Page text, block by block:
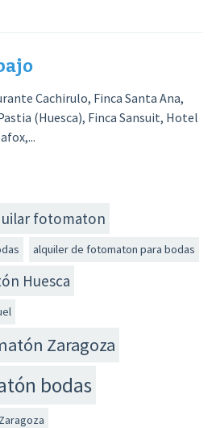
Cachirulo, Finca Santa Ana,
(Huesca), Finca Sansuit, Hotel
fotomaton
alquiler de fotomaton para bodas
Huesca
Zaragoza
bodas